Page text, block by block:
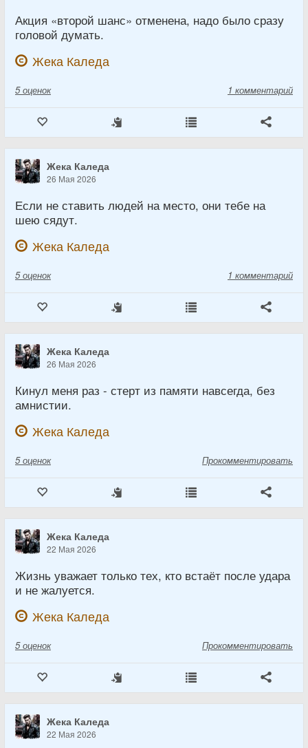
Акция «второй шанс» отменена, надо было сразу
головой думать.
Жека Каледа
5 оценок 1 комментарий
Жека Каледа
26 Мая 2026
Если не ставить людей на место, они тебе на
шею сядут.
Жека Каледа
5 оценок 1 комментарий
Жека Каледа
26 Мая 2026
Кинул меня раз - стерт из памяти навсегда, без
амнистии.
Жека Каледа
5 оценок Прокомментировать
Жека Каледа
22 Мая 2026
Жизнь уважает только тех, кто встаёт после удара
и не жалуется.
Жека Каледа
5 оценок Прокомментировать
Жека Каледа
22 Мая 2026